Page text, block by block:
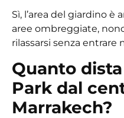
Sì, l’area del giardino è
aree ombreggiate,
rilassarsi senza entrare
Quanto
Park dal
Marrakech?